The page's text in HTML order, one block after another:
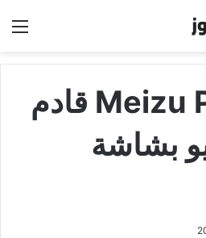
هاتف Meizu Pro 7 قادم
يوليو بشاشة